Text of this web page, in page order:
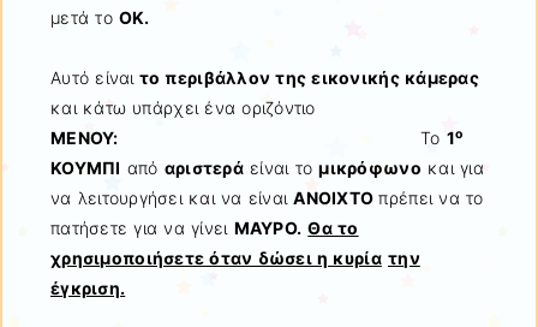
μετά το ΟΚ.
Αυτό είναιτο περιβάλλον της εικονικής κάμερας
και κάτω υπάρχει ένα οριζόντιο
ΜΕΝΟΥ: Το 1ο
ΚΟΥΜΠΙ από αριστερά είναι τομικρόφωνο και για
να λειτουργήσει και να είναιΑΝΟΙΧΤΟπρέπει να το
πατήσετε για να γίνει ΜΑΥΡΟ. Θα το
χρησιμοποιήσετε όταν δώσει η κυρία την
έγκριση.